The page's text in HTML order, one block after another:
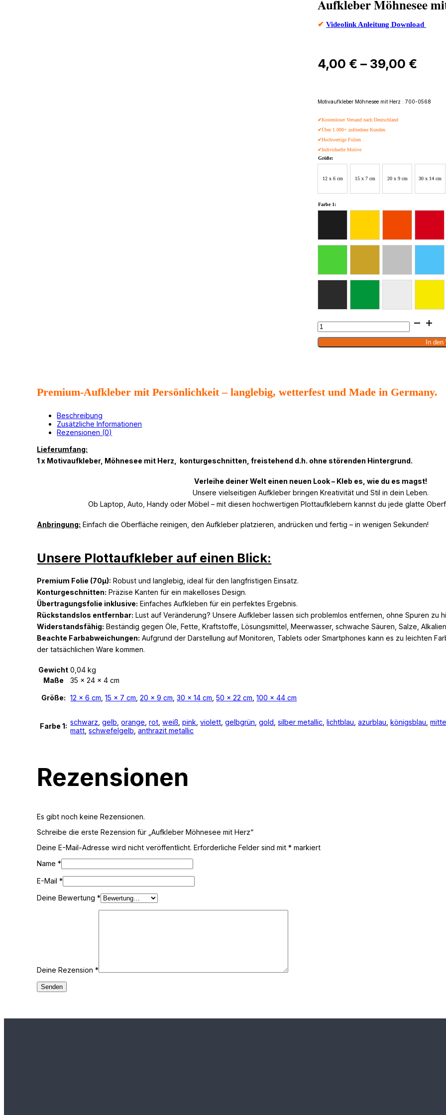
Aufkleber Möhnesee
✔Videolink Anleitung Download
4,00€ – 39,00€
Motivaufkleber Möhnesee mit Herz : 700-0568
✔Kostenloser Versand nach Deutschland
✔Über 1.000+ zufriedene Kunden
✔Hochwertige Folien
✔Individuelle Motive
Größe:
12 x 6 cm 15 x 7 cm 20 x 9 cm 30 x 14 cm
Farbe 1:
Möhnesee
mit
In
Premium-Aufkleber mit Persönlichkeit – langlebig, wetterfest und Made in Germany.
Beschreibung
Zusätzliche Informationen
Rezensionen (0)
Lieferumfang:
1 x Motivaufkleber, Möhnesee mit Herz, konturgeschnitten, freistehend d.h. ohne störenden Hintergrund.
Verleihe deiner Welt einen neuen Look – Kleb es, wie du es magst!
Unsere vielseitigen Aufkleber bringen Kreativität und Stil in dein Leben.
Ob Laptop, Auto, Handy oder Möbel – mit diesen hochwertigen Plottaufklebern kannst du jede glatte
Anbringung: Einfach die Oberfläche reinigen, den Aufkleber platzieren, andrücken und fertig – in wenigen Sekunden!
Unsere Plottaufkleber auf einen Blick:
Premium Folie (70µ): Robust und langlebig, ideal für den langfristigen Einsatz.
Konturgeschnitten: Präzise Kanten für ein makelloses Design.
Übertragungsfolie inklusive: Einfaches Aufkleben für ein perfektes Ergebnis.
Rückstandslos entfernbar: Lust auf Veränderung? Unsere Aufkleber lassen sich problemlos entfernen, ohne Spuren zu
Widerstandsfähig: Beständig gegen Öle, Fette, Kraftstoffe, Lösungsmittel, Meerwasser, schwache Säuren, Salze,
Beachte Farbabweichungen: Aufgrund der Darstellung auf Monitoren, Tablets oder Smartphones kann es zu leichten
der tatsächlichen Ware kommen.
Gewicht 0,04 kg
Maße
35 × 24 × 4 cm
Größe: 12 x 6 cm ,15 x 7 cm ,20 x 9 cm ,30 x 14 cm ,50 x 22 cm ,100 x 44 cm
Farbe 1: schwarz ,gelb ,orange ,rot ,weiß ,pink ,violett ,gelbgrün ,gold ,silber metallic ,lichtblau ,azurblau ,königsblau ,
matt ,schwefelgelb ,anthrazit metallic
Rezensionen
Es gibt noch keine Rezensionen.
Schreibe die erste Rezension für „Aufkleber Möhnesee mit Herz“
Deine E-Mail-Adresse wird nicht veröffentlicht. Erforderliche Felder sind mit* markiert
Name*
E-Mail*
Deine Bewertung*
Deine Rezension*